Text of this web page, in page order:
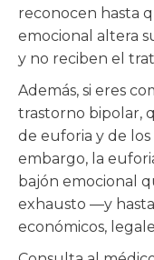
reconocen hasta
emocional altera
y no reciben el
Además, si eres
trastorno bipolar,
de euforia y de los
embargo, la
bajón emocional
exhausto —y
económicos,